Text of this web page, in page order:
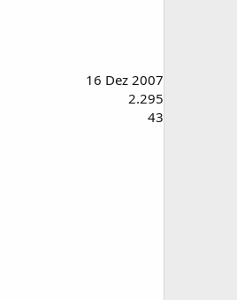
16 Dez 2007
2.295
43